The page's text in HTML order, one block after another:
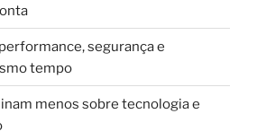
segurança e
tempo
menos sobre tecnologia e